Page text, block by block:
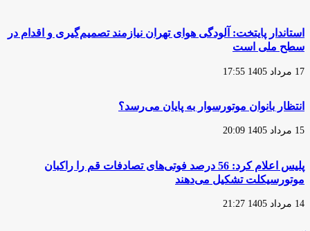
موتور
سنگین
پلیس
در
خراسان
رضوی
استاندار پایتخت: آلودگی هوای تهران نیازمند تصمیم‌گیری و اقدام در
سطح ملی است
17 مرداد 1405 17:55
انتظار بانوان موتورسوار به پایان می‌رسد؟
15 مرداد 1405 20:09
پلیس اعلام کرد: 56 درصد فوتی‌های تصادفات قم را راکبان
موتورسیکلت تشکیل می‌دهند
14 مرداد 1405 21:27